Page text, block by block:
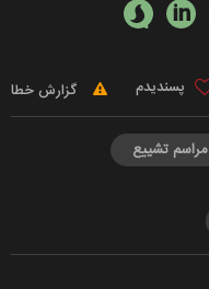
گزارش خطا
مراسم تشییع